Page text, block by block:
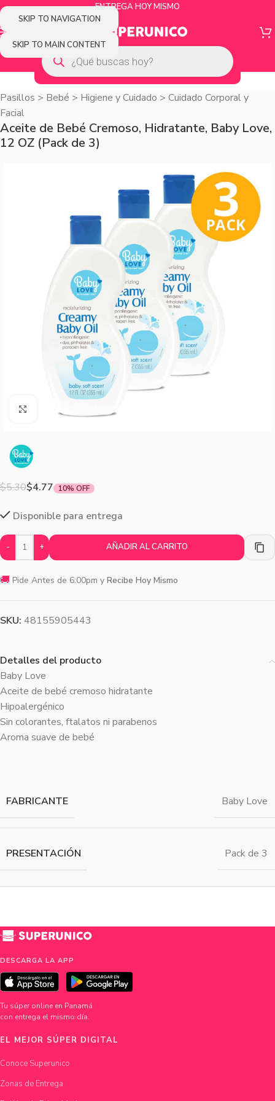
SKIP TO NAVIGATION
SKIP TO MAIN CONTENT
ENTREGA HOY MISMO
Pasillos > Bebé > Higiene y Cuidado > Cuidado Corporal y
Facial
Aceite de Bebé Cremoso, Hidratante, Baby Love,
12 OZ (Pack de 3)
$5.30$4.77 10% OFF
Disponible para entrega
- + AÑADIR AL CARRITO
🚚 Pide Antes de 6:00pm y Recibe Hoy Mismo
SKU: 48155905443
Detalles del producto
Baby Love
Aceite de bebé cremoso hidratante
Hipoalergénico
Sin colorantes, ftalatos ni parabenos
Aroma suave de bebé
FABRICANTE Baby Love
PRESENTACIÓN Pack de 3
DESCARGA LA APP
Tu súper online en Panamá
con entrega el mismo día.
EL MEJOR SÚPER DIGITAL
Conoce Superunico
Zonas de Entrega